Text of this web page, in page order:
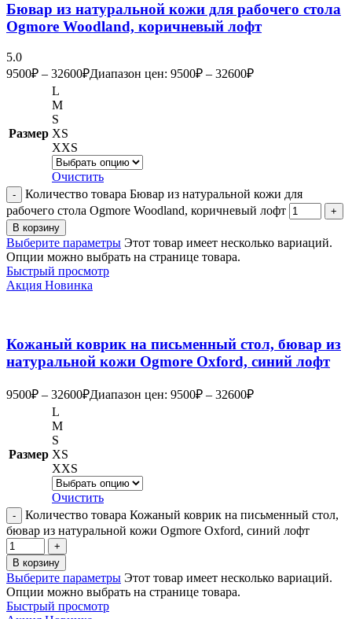
Бювар из натуральной кожи для рабочего стола
Ogmore Woodland, коричневый лофт
5.0
9500₽ – 32600₽Диапазон цен: 9500₽ – 32600₽
Размер
L
M
S
XS
XXS
Очистить
Количество товара Бювар из натуральной кожи для
рабочего стола Ogmore Woodland, коричневый лофт
В корзину
Выберите параметры Этот товар имеет несколько вариаций.
Опции можно выбрать на странице товара.
Быстрый просмотр
Акция Новинка
Кожаный коврик на письменный стол, бювар из
натуральной кожи Ogmore Oxford, синий лофт
9500₽ – 32600₽Диапазон цен: 9500₽ – 32600₽
Размер
L
M
S
XS
XXS
Очистить
Количество товара Кожаный коврик на письменный стол,
бювар из натуральной кожи Ogmore Oxford, синий лофт
В корзину
Выберите параметры Этот товар имеет несколько вариаций.
Опции можно выбрать на странице товара.
Быстрый просмотр